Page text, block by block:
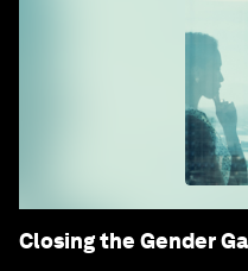
Closing the Gender